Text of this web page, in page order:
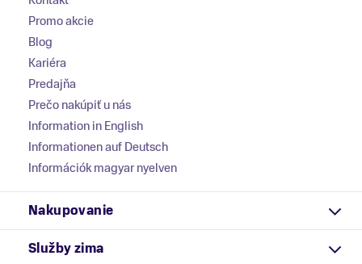
Promo akcie
Blog
Kariéra
Predajňa
Prečo nakúpiť u nás
Information in English
Informationen auf Deutsch
Információk magyar nyelven
Nakupovanie
Služby zima